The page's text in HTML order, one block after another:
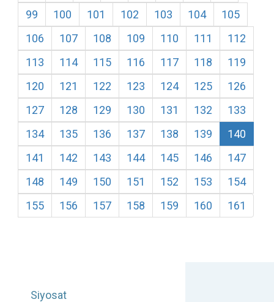
99
100 101 102 103 104
105
106
107 108 109 110 111
112
113
114 115 116 117 118
119
120
121 122 123 124 125
126
127
128 129 130 131 132
133
134
135 136 137 138 139
140
141
142 143 144 145 146
147
148
149 150 151 152 153
154
155
156 157 158 159 160 161
Siyosat